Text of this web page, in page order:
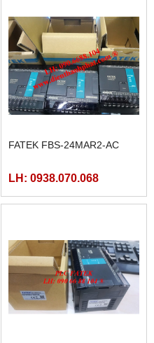
FATEK FBS-24MAR2-AC
LH: 0938.070.068